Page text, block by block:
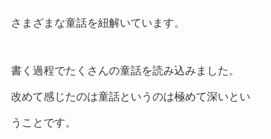
さまざまな童話を紐解いています。
書く過程でたくさんの童話を読み込みました。
改めて感じたのは童話というのは極めて深いとい
うことです。